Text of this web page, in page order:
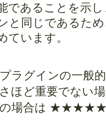
であることを示
と同じであるた
ています。
ラグインの一般
ほど重要でな
の場合は ★★★★★